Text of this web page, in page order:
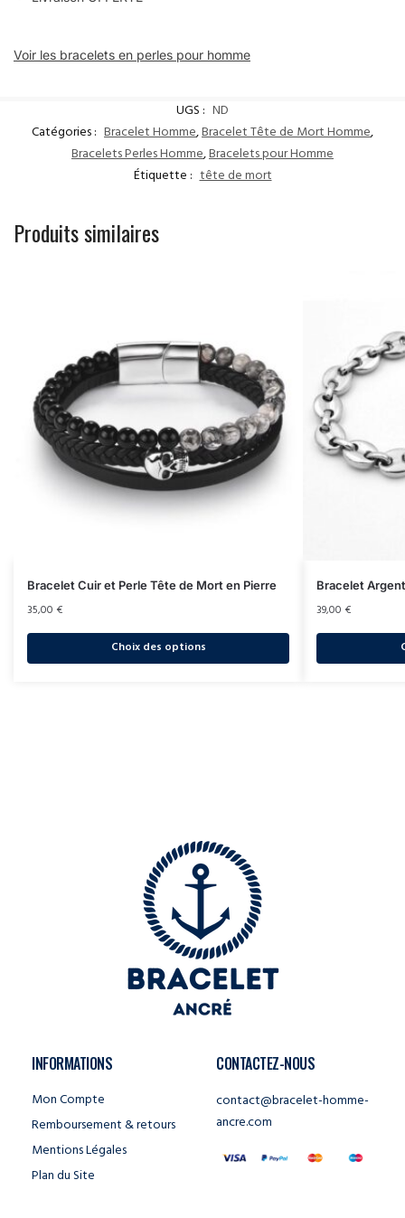
Voir les bracelets en perles pour homme
UGS : ND
Catégories : Bracelet Homme,Bracelet Tête de Mort Homme,
Bracelets Perles Homme,Bracelets pour Homme
Étiquette : tête de mort
Produits similaires
Bracelet Cuir et Perle Tête de Mort en Pierre
35,00 €
Choix des options
Bracelet
39,00 €
INFORMATIONS
Mon Compte
Remboursement & retours
Mentions Légales
Plan du Site
CONTACTEZ-NOUS
contact@bracelet-homme-
ancre.com